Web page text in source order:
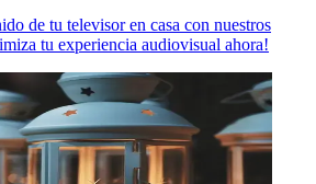
de tu televisor en casa con nuestros
tu experiencia audiovisual ahora!